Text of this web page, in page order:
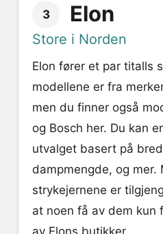
3 Elon
Store i Norden
Elon fører et par titalls
modellene er fra
men du finner også
og Bosch her. Du kan
utvalget basert på
dampmengde, og
strykejernene er
at noen få av dem kun
av Elons butikker.